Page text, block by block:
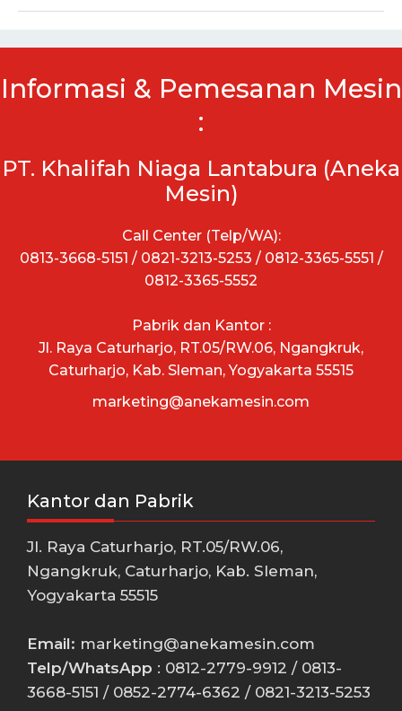
Informasi & Pemesanan Mesin
:
PT. Khalifah Niaga Lantabura (Aneka
Mesin)
Call Center (Telp/WA):
0813-3668-5151 / 0821-3213-5253 / 0812-3365-5551 /
0812-3365-5552
Pabrik dan Kantor :
Jl. Raya Caturharjo, RT.05/RW.06, Ngangkruk,
Caturharjo, Kab. Sleman, Yogyakarta 55515
marketing@anekamesin.com
Kantor dan Pabrik
Jl. Raya Caturharjo, RT.05/RW.06,
Ngangkruk, Caturharjo, Kab. Sleman,
Yogyakarta 55515
Email: marketing@anekamesin.com
Telp/WhatsApp : 0812-2779-9912 / 0813-
3668-5151 / 0852-2774-6362 / 0821-3213-5253